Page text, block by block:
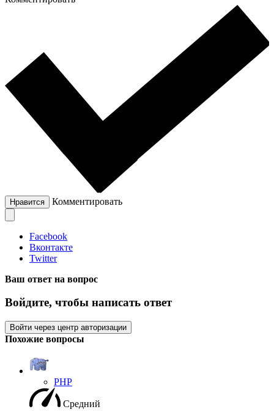
Нравится Комментировать
Facebook
Вконтакте
Twitter
Ваш ответ на вопрос
Войдите, чтобы написать ответ
Войти через центр авторизации
Похожие вопросы
PHP
Средний